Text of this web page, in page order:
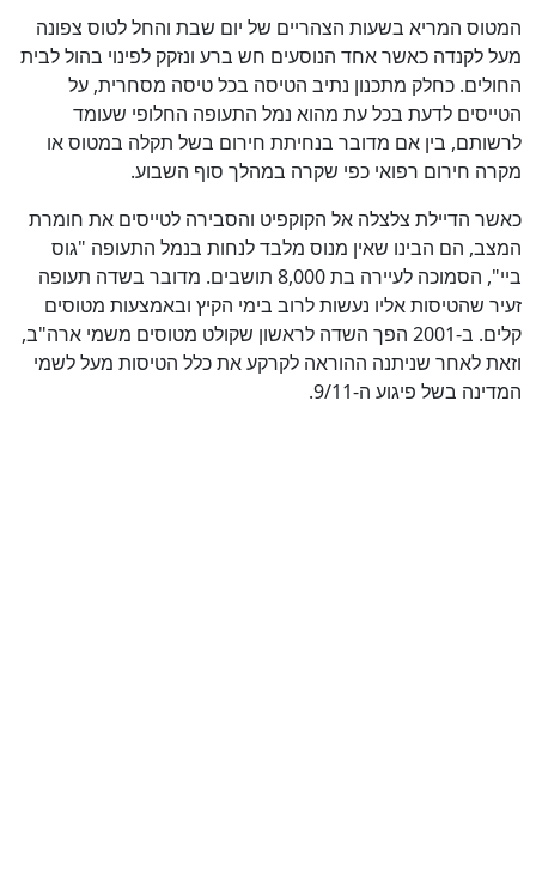
המטוס המריא בשעות הצהריים של יום שבת והחל לטוס צפונה
מעל לקנדה כאשר אחד הנוסעים חש ברע ונזקק לפינוי בהול לבית
החולים. כחלק מתכנון נתיב הטיסה בכל טיסה מסחרית, על
הטייסים לדעת בכל עת מהוא נמל התעופה החלופי שעומד
לרשותם, בין אם מדובר בנחיתת חירום בשל תקלה במטוס או
מקרה חירום רפואי כפי שקרה במהלך סוף השבוע.
כאשר הדיילת צלצלה אל הקוקפיט והסבירה לטייסים את חומרת
המצב, הם הבינו שאין מנוס מלבד לנחות בנמל התעופה "גוס
ביי", הסמוכה לעיירה בת 8,000 תושבים. מדובר בשדה תעופה
זעיר שהטיסות אליו נעשות לרוב בימי הקיץ ובאמצעות מטוסים
קלים. ב-2001 הפך השדה לראשון שקולט מטוסים משמי ארה"ב,
וזאת לאחר שניתנה ההוראה לקרקע את כלל הטיסות מעל לשמי
המדינה בשל פיגוע ה-9/11.